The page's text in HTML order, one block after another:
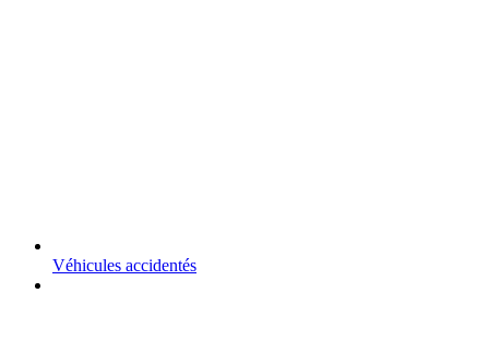
Véhicules accidentés